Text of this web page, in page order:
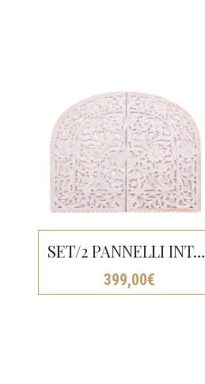
SET/2 PANNELLI INTAGLIATI CM120X150 (2 PZ.60X150)
399,00€